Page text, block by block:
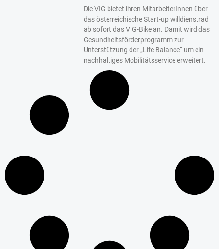
Die VIG bietet ihren MitarbeiterInnen über
das österreichische Start-up willdienstrad
ab sofort das VIG-Bike an. Damit wird das
Gesundheitsförderprogramm zur
Unterstützung der „Life Balance“ um ein
nachhaltiges Mobilitätsservice erweitert.